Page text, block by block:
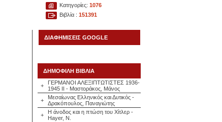
Κατηγορίες: 1076
Βιβλία : 151391
ΔΙΑΦΗΜΙΣΕΙΣ GOOGLE
ΔΗΜΟΦΙΛΗ ΒΙΒΛΙΑ
+
ΓΕΡΜΑΝΟΙ ΑΛΕΞΙΠΤΩΤΙΣΤΕΣ 1936-
1945 ΙΙ - Μαστοράκος, Μάνος
+
Μεσαίωνας Ελληνικός και Δυτικός -
Δρακόπουλος, Παναγιώτης
+
Η άνοδος και η πτώση του Χίτλερ -
Hayer, N.